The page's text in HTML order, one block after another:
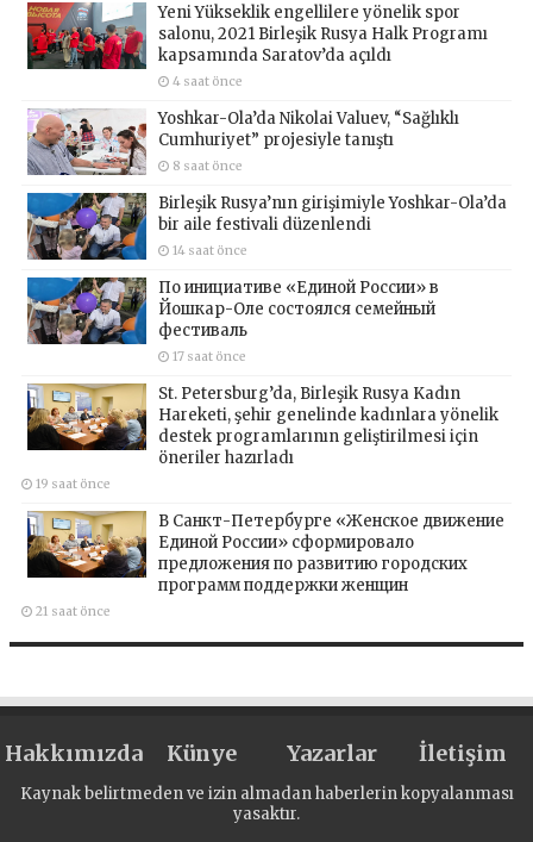
Yeni Yükseklik engellilere yönelik spor
salonu, 2021 Birleşik Rusya Halk Programı
kapsamında Saratov’da açıldı
4 saat önce
Yoshkar-Ola’da Nikolai Valuev, “Sağlıklı
Cumhuriyet” projesiyle tanıştı
8 saat önce
Birleşik Rusya’nın girişimiyle Yoshkar-Ola’da
bir aile festivali düzenlendi
14 saat önce
По инициативе «Единой России» в
Йошкар-Оле состоялся семейный
фестиваль
17 saat önce
St. Petersburg’da, Birleşik Rusya Kadın
Hareketi, şehir genelinde kadınlara yönelik
destek programlarının geliştirilmesi için
öneriler hazırladı
19 saat önce
В Санкт-Петербурге «Женское движение
Единой России» сформировало
предложения по развитию городских
программ поддержки женщин
21 saat önce
Hakkımızda Künye Yazarlar İletişim
Kaynak belirtmeden ve izin almadan haberlerin kopyalanması
yasaktır.